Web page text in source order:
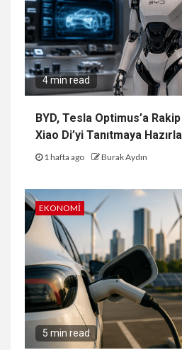
4 min read
BYD, Tesla Optimus’a
Xiao Di’yi Tanıtmaya
1 hafta ago Burak Aydın
EKONOMI
5 min read